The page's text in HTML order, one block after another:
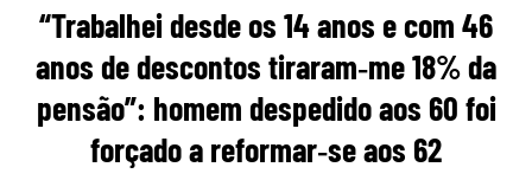
“Trabalhei desde os 14 anos e com 46
anos de descontos tiraram‑me 18% da
pensão”: homem despedido aos 60 foi
forçado a reformar‑se aos 62